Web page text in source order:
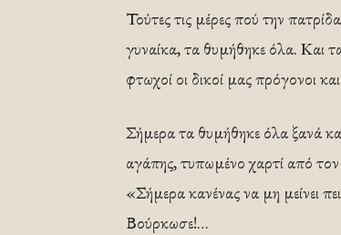
Τούτες τις μέρες πού την
γυναίκα, τα θυμήθηκε όλα. Και
φτωχοί οι δικοί μας πρόγονοι
Σήμερα τα θυμήθηκε όλα ξανά
αγάπης, τυπωμένο χαρτί από τον
«Σήμερα κανένας να μη μείνει
Βούρκωσε!…